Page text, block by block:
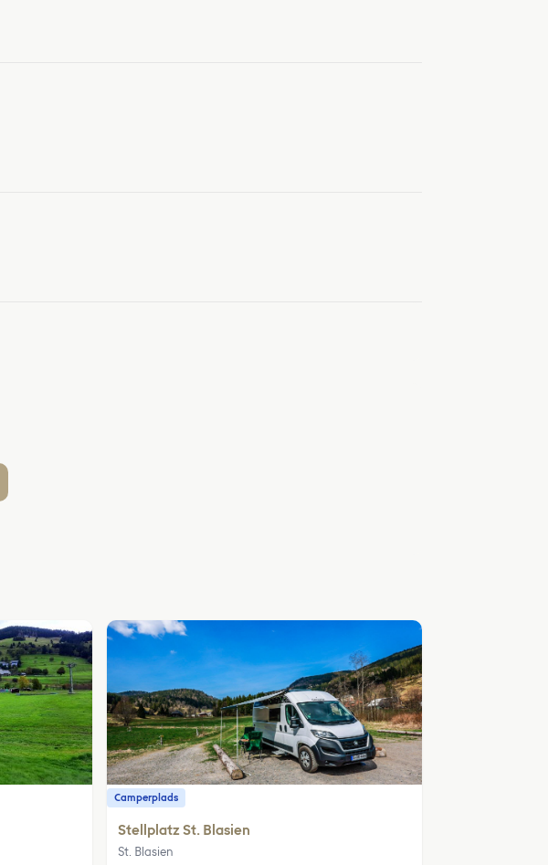
Camperplads
Stellplatz St. Blasien
St. Blasien